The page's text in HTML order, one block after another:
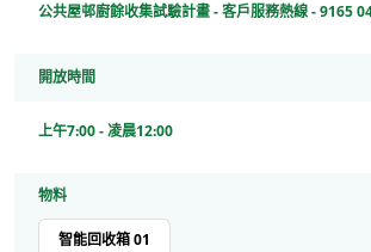
公共屋邨廚餘收集試驗計畫 - 客戶服務熱線 - 9165
開放時間
上午7:00 - 凌晨12:00
物料
智能回收箱 01